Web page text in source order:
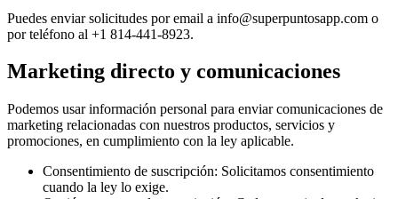
Puedes enviar solicitudes por email a info@superpuntosapp.com o
por teléfono al +1 814-441-8923.
Marketing directo y comunicaciones
Podemos usar información personal para enviar comunicaciones de
marketing relacionadas con nuestros productos, servicios y
promociones, en cumplimiento con la ley aplicable.
Consentimiento de suscripción: Solicitamos consentimiento
cuando la ley lo exige.